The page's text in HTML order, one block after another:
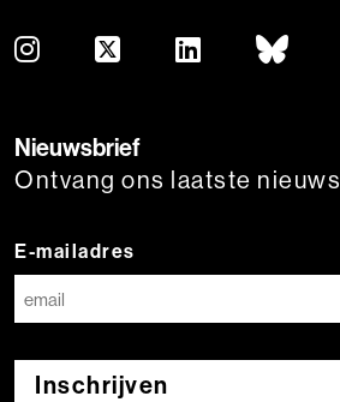
Nieuwsbrief
Ontvang ons laatste nieuws
E-mailadres
Inschrijven